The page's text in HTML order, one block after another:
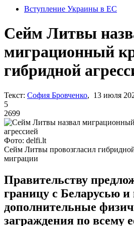
Вступление Украины в ЕС
Сейм Литвы
миграционный
гибридной
Текст: София Бровченко, 13 июля
5
2699
Фото: delfi.lt
Сейм Литвы провозгласил
миграции
Правительству
границу с Беларусью и
дополнительные
заграждения по всему